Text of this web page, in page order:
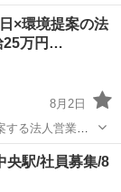
中です。 出張も
×環境提案の法
25万円…
8月2日
する法人営業職
存顧客の引き継
事の流
央駅/社員募集/8